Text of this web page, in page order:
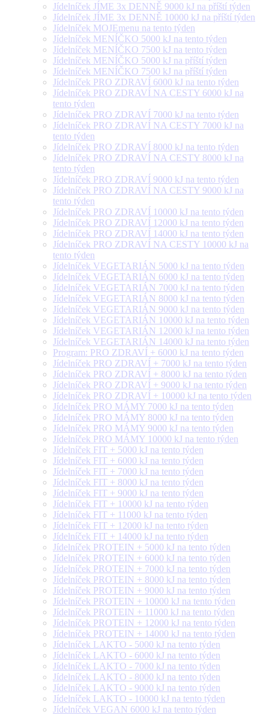
Jídelníček JÍME 3x DENNĚ 9000 kJ na příští týden
Jídelníček JÍME 3x DENNĚ 10000 kJ na příští týden
Jídelníček MOJEmenu na tento týden
Jídelníček MENÍČKO 5000 kJ na tento týden
Jídelníček MENÍČKO 7500 kJ na tento týden
Jídelníček MENÍČKO 5000 kJ na příští týden
Jídelníček MENÍČKO 7500 kJ na příští týden
Jídelníček PRO ZDRAVÍ 6000 kJ na tento týden
Jídelníček PRO ZDRAVÍ NA CESTY 6000 kJ na
tento týden
Jídelníček PRO ZDRAVÍ 7000 kJ na tento týden
Jídelníček PRO ZDRAVÍ NA CESTY 7000 kJ na
tento týden
Jídelníček PRO ZDRAVÍ 8000 kJ na tento týden
Jídelníček PRO ZDRAVÍ NA CESTY 8000 kJ na
tento týden
Jídelníček PRO ZDRAVÍ 9000 kJ na tento týden
Jídelníček PRO ZDRAVÍ NA CESTY 9000 kJ na
tento týden
Jídelníček PRO ZDRAVÍ 10000 kJ na tento týden
Jídelníček PRO ZDRAVÍ 12000 kJ na tento týden
Jídelníček PRO ZDRAVÍ 14000 kJ na tento týden
Jídelníček PRO ZDRAVÍ NA CESTY 10000 kJ na
tento týden
Jídelníček VEGETARIÁN 5000 kJ na tento týden
Jídelníček VEGETARIÁN 6000 kJ na tento týden
Jídelníček VEGETARIÁN 7000 kJ na tento týden
Jídelníček VEGETARIÁN 8000 kJ na tento týden
Jídelníček VEGETARIÁN 9000 kJ na tento týden
Jídelníček VEGETARIÁN 10000 kJ na tento týden
Jídelníček VEGETARIÁN 12000 kJ na tento týden
Jídelníček VEGETARIÁN 14000 kJ na tento týden
Program: PRO ZDRAVÍ + 6000 kJ na tento týden
Jídelníček PRO ZDRAVÍ + 7000 kJ na tento týden
Jídelníček PRO ZDRAVÍ + 8000 kJ na tento týden
Jídelníček PRO ZDRAVÍ + 9000 kJ na tento týden
Jídelníček PRO ZDRAVÍ + 10000 kJ na tento týden
Jídelníček PRO MÁMY 7000 kJ na tento týden
Jídelníček PRO MÁMY 8000 kJ na tento týden
Jídelníček PRO MÁMY 9000 kJ na tento týden
Jídelníček PRO MÁMY 10000 kJ na tento týden
Jídelníček FIT + 5000 kJ na tento týden
Jídelníček FIT + 6000 kJ na tento týden
Jídelníček FIT + 7000 kJ na tento týden
Jídelníček FIT + 8000 kJ na tento týden
Jídelníček FIT + 9000 kJ na tento týden
Jídelníček FIT + 10000 kJ na tento týden
Jídelníček FIT + 11000 kJ na tento týden
Jídelníček FIT + 12000 kJ na tento týden
Jídelníček FIT + 14000 kJ na tento týden
Jídelníček PROTEIN + 5000 kJ na tento týden
Jídelníček PROTEIN + 6000 kJ na tento týden
Jídelníček PROTEIN + 7000 kJ na tento týden
Jídelníček PROTEIN + 8000 kJ na tento týden
Jídelníček PROTEIN + 9000 kJ na tento týden
Jídelníček PROTEIN + 10000 kJ na tento týden
Jídelníček PROTEIN + 11000 kJ na tento týden
Jídelníček PROTEIN + 12000 kJ na tento týden
Jídelníček PROTEIN + 14000 kJ na tento týden
Jídelníček LAKTO - 5000 kJ na tento týden
Jídelníček LAKTO - 6000 kJ na tento týden
Jídelníček LAKTO - 7000 kJ na tento týden
Jídelníček LAKTO - 8000 kJ na tento týden
Jídelníček LAKTO - 9000 kJ na tento týden
Jídelníček LAKTO - 10000 kJ na tento týden
Jídelníček VEGAN 6000 kJ na tento týden